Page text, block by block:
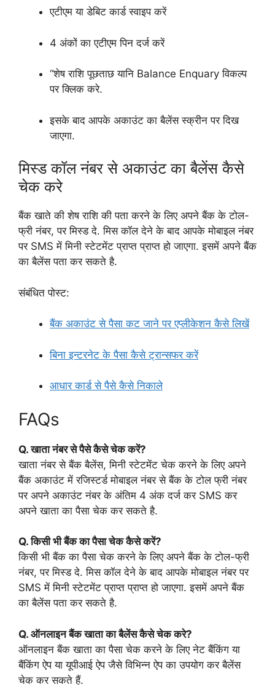
एटीएम या डेबिट कार्ड स्वाइप करें
4 अंकों का एटीएम पिन दर्ज करें
“शेष राशि पूछताछ यानि Balance Enquary विकल्प
पर क्लिक करे.
इसके बाद आपके अकाउंट का बैलेंस स्क्रीन पर दिख
जाएगा.
मिस्ड कॉल नंबर से अकाउंट का बैलेंस कैसे
चेक करे
बैंक खाते की शेष राशि की पता करने के लिए अपने बैंक के टोल-
फ्री नंबर, पर मिस्ड दे. मिस कॉल देने के बाद आपके मोबाइल नंबर
पर SMS में मिनी स्टेटमेंट प्राप्त प्राप्त हो जाएगा. इसमें अपने बैंक
का बैलेंस पता कर सकते है.
संबंधित पोस्ट:
बैंक अकाउंट से पैसा कट जाने पर एप्लीकेशन कैसे लिखें
बिना इन्टरनेट के पैसा कैसे ट्रान्सफर करें
आधार कार्ड से पैसे कैसे निकाले
FAQs
Q. खाता नंबर से पैसे कैसे चेक करें?
खाता नंबर से बैंक बैलेंस, मिनी स्टेटमेंट चेक करने के लिए अपने
बैंक अकाउंट में रजिस्टर्ड मोबाइल नंबर से बैंक के टोल फ्री नंबर
पर अपने अकाउंट नंबर के अंतिम 4 अंक दर्ज कर SMS कर
अपने खाता का पैसा चेक कर सकते है.
Q. किसी भी बैंक का पैसा चेक कैसे करें?
किसी भी बैंक का पैसा चेक करने के लिए अपने बैंक के टोल-फ्री
नंबर, पर मिस्ड दे. मिस कॉल देने के बाद आपके मोबाइल नंबर पर
SMS में मिनी स्टेटमेंट प्राप्त प्राप्त हो जाएगा. इसमें अपने बैंक
का बैलेंस पता कर सकते है.
Q. ऑनलाइन बैंक खाता का बैलेंस कैसे चेक करे?
ऑनलाइन बैंक खाता का पैसा चेक करने के लिए नेट बैंकिंग या
बैंकिंग ऐप या यूपीआई ऐप जैसे विभिन्न ऐप का उपयोग कर बैलेंस
चेक कर सकते हैं.